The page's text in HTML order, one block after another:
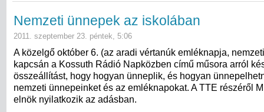
Nemzeti ünnepek az iskolában
2011. szeptember 23. péntek, 5:06
A közelgő október 6. (az aradi vértanúk emléknapja,
kapcsán a Kossuth Rádió Napközben című műsora arról
összeállítást, hogy hogyan ünneplik, és hogyan
nemzeti ünnepeinket és az emléknapokat. A TTE részéről
elnök nyilatkozik az adásban.